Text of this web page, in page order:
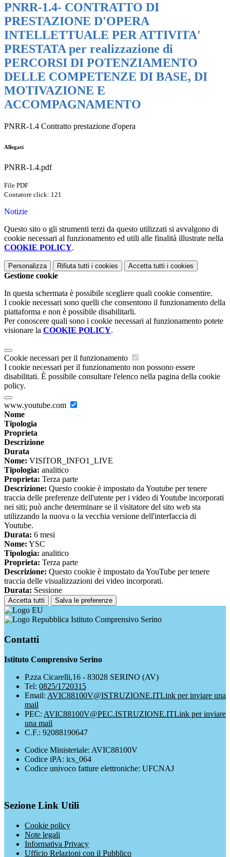
PNRR-1.4- CONTRATTO DI
PRESTAZIONE D'OPERA
INTELLETTUALE PER ATTIVITA'
PRESTATA per realizzazione di
PERCORSI DI POTENZIAMENTO
DELLE COMPETENZE DI BASE, DI
MOTIVAZIONE E
ACCOMPAGNAMENTO
PNRR-1.4 Contratto prestazione d'opera
Allegati
PNRR-1.4.pdf
File PDF
Contatore click: 121
Notizie
Questo sito o gli strumenti terzi da questo utilizzati si avvalgono di
cookie necessari al funzionamento ed utili alle finalità illustrate nella
COOKIE POLICY.
Personalizza Rifiuta tutti i cookies Accetta tutti i cookies
Gestione cookie
In questa schermata è possibile scegliere quali cookie consentire.
I cookie necessari sono quelli che consentono il funzionamento della
piattaforma e non è possibile disabilitarli.
Per conoscere quali sono i cookie necessari al funzionamento potete
visionare la COOKIE POLICY.
Cookie necessari per il funzionamento
I cookie necessari per il funzionamento non possono essere
disabilitati. È possibile consultare l'elenco nella pagina della cookie
policy.
www.youtube.com
Nome
Tipologia
Proprieta
Descrizione
Durata
Nome: VISITOR_INFO1_LIVE
Tipologia: analitico
Proprieta: Terza parte
Descrizione: Questo cookie è impostato da Youtube per tenere
traccia delle preferenze dell'utente per i video di Youtube incorporati
nei siti; può anche determinare se il visitatore del sito web sta
utilizzando la nuova o la vecchia versione dell'interfaccia di
Youtube.
Durata: 6 mesi
Nome: YSC
Tipologia: analitico
Proprieta: Terza parte
Descrizione: Questo cookie è impostato da YouTube per tenere
traccia delle visualizzazioni dei video incorporati.
Durata: Sessione
Accetta tutti Salva le preferenze
Istituto Comprensivo Serino
Contatti
Istituto Comprensivo Serino
P.zza Cicarelli,16 - 83028 SERINO (AV)
Tel: 0825/1720315
Email: AVIC88100V@ISTRUZIONE.ITLink per inviare una
mail
PEC: AVIC88100V@PEC.ISTRUZIONE.ITLink per inviare
una mail
C.F.: 92088190647
Codice Ministeriale: AVIC88100V
Codice iPA: ics_064
Codice univoco fatture elettroniche: UFCNAJ
Sezione Link Utili
Cookie policy
Note legali
Informativa Privacy
Ufficio Relazioni con il Pubblico